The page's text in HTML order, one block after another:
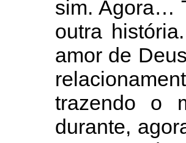
sim. Agora…
outra
amor de
trazendo o
durante,